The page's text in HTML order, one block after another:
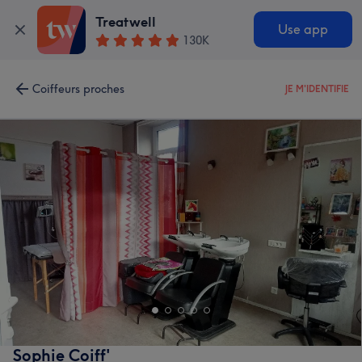
Treatwell
130K
Use app
Coiffeurs proches JE M'IDENTIFIE
Sophie Coiff'